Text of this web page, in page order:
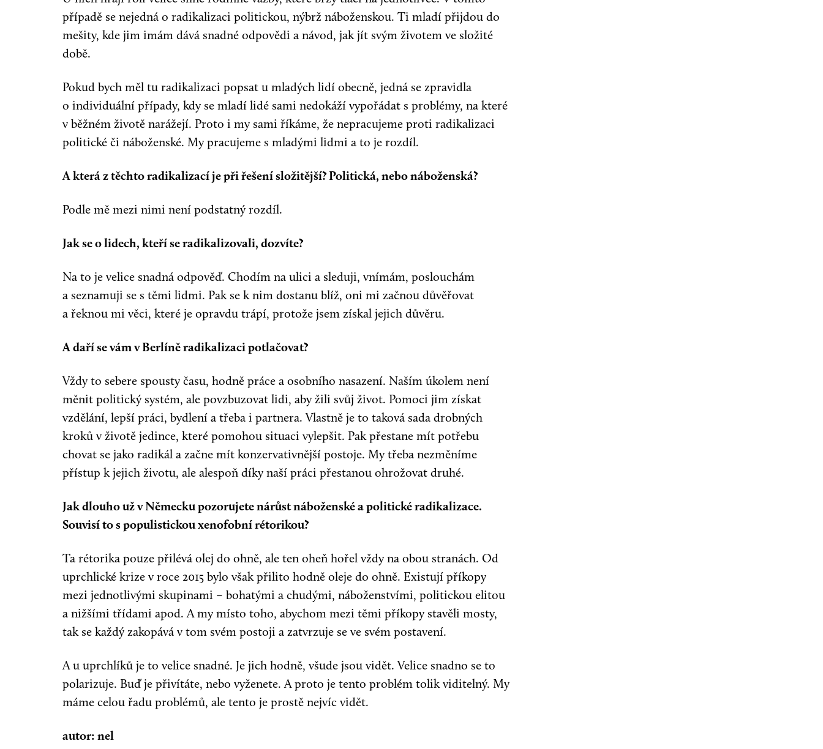
případě se nejedná o radikalizaci politickou, nýbrž náboženskou. Ti mladí přijdou do
mešity, kde jim imám dává snadné odpovědi a návod, jak jít svým životem ve složité
době.
Pokud bych měl tu radikalizaci popsat u mladých lidí obecně, jedná se zpravidla
o individuální případy, kdy se mladí lidé sami nedokáží vypořádat s problémy, na které
v běžném životě narážejí. Proto i my sami říkáme, že nepracujeme proti radikalizaci
politické či náboženské. My pracujeme s mladými lidmi a to je rozdíl.
A která z těchto radikalizací je při řešení složitější? Politická, nebo náboženská?
Podle mě mezi nimi není podstatný rozdíl.
Jak se o lidech, kteří se radikalizovali, dozvíte?
Na to je velice snadná odpověď. Chodím na ulici a sleduji, vnímám, poslouchám
a seznamuji se s těmi lidmi. Pak se k nim dostanu blíž, oni mi začnou důvěřovat
a řeknou mi věci, které je opravdu trápí, protože jsem získal jejich důvěru.
A daří se vám v Berlíně radikalizaci potlačovat?
Vždy to sebere spousty času, hodně práce a osobního nasazení. Naším úkolem není
měnit politický systém, ale povzbuzovat lidi, aby žili svůj život. Pomoci jim získat
vzdělání, lepší práci, bydlení a třeba i partnera. Vlastně je to taková sada drobných
kroků v životě jedince, které pomohou situaci vylepšit. Pak přestane mít potřebu
chovat se jako radikál a začne mít konzervativnější postoje. My třeba nezměníme
přístup k jejich životu, ale alespoň díky naší práci přestanou ohrožovat druhé.
Jak dlouho už v Německu pozorujete nárůst náboženské a politické radikalizace.
Souvisí to s populistickou xenofobní rétorikou?
Ta rétorika pouze přilévá olej do ohně, ale ten oheň hořel vždy na obou stranách. Od
uprchlické krize v roce 2015 bylo však přilito hodně oleje do ohně. Existují příkopy
mezi jednotlivými skupinami – bohatými a chudými, náboženstvími, politickou elitou
a nižšími třídami apod. A my místo toho, abychom mezi těmi příkopy stavěli mosty,
tak se každý zakopává v tom svém postoji a zatvrzuje se ve svém postavení.
A u uprchlíků je to velice snadné. Je jich hodně, všude jsou vidět. Velice snadno se to
polarizuje. Buď je přivítáte, nebo vyženete. A proto je tento problém tolik viditelný. My
máme celou řadu problémů, ale tento je prostě nejvíc vidět.
autor: nel